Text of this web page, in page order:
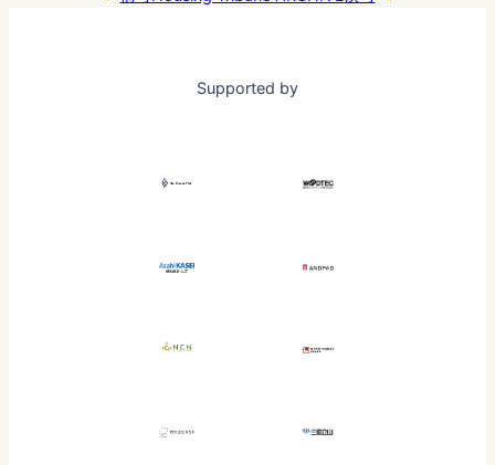
Supported by